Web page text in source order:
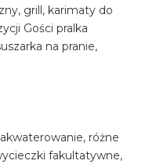
grill, karimaty do
Gości pralka
na pranie,
różne
fakultatywne,